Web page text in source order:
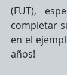
(FUT),
completar
en el
años!